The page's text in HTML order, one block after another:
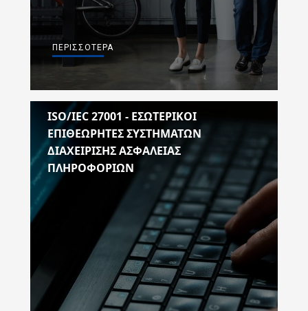
ΠΕΡΙΣΣΌΤΕΡΑ
ISO/IEC 27001 - ΕΣΩΤΕΡΙΚΟΙ
ΕΠΙΘΕΩΡΗΤΕΣ ΣΥΣΤΗΜΑΤΩΝ
ΔΙΑΧΕΙΡΙΣΗΣ ΑΣΦΑΛΕΙΑΣ
ΠΛΗΡΟΦΟΡΙΩΝ